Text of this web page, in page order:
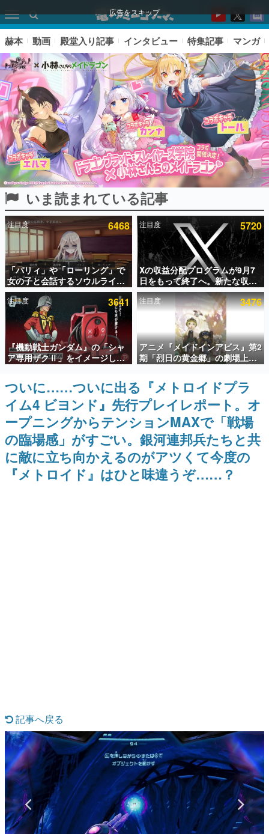
広告をスキップ
ピックアップ
電ファミのいま読まれている記事ランキング
アプリセール情報
インタビュー
連載・特集一覧
殿堂入り記事
SNS拡散数が数千以上！ ページビュー数万以上！ などな
ど。多くの人々に読まれた、電ファミ渾身の“殿堂入り”記
事をまとめました。
ゲームの企画書
名作ゲームクリエイターの方々に製作時のエピソードをお
聞きし、ヒットする企画（ゲーム）とは何か？を探ってい
きます。
赫本
この物語を解いてはいけない。『赫本』は、〈試験問題〉
の形をした短編ホラー小説集です。
新世代に訊く
「経験値」「裏技」「ラスボス」… ゲームにまつわる言葉
の起源や用法の変遷を、コンピューター文化史研究家・タ
イニーP氏が徹底調査。
カテゴリ
特集記事
マンガ
赫本 動画 殿堂入り記事 インタビュー 特集記事 マンガ
いま読まれている記事
注目度 6468
「パリィ」や「ローリング」で
女の子と会話するソウルライク
恋愛ゲーム『小早川さんはソウ
ルライク』無料公開。返事に失
敗すると「YOU DIED」
注目度 5720
Xの収益分配プログラムが9月7
日をもって終了へ。新たな収益
化制度「Original Content
Rewards Program」を発表
注目度 3641
『機動戦士ガンダム』の「シャ
ア専用ザクⅡ」をイメージした
散水ホースリールが予約開始。
本体にはシャアのパーソナルマ
ークやジオン公国軍のエンブレ
ム、型式番号などを配置
注目度 3476
アニメ『メイドインアビス』第2
期「烈日の黄金郷」の劇場上映
が決定！レグ役・伊瀬茉莉也さ
んらが登壇する舞台挨拶も実施
ついに……ついに出る『メトロイドプラ
イム4 ビヨンド』先行プレイレポート。オ
ープニングからテンションMAXで「戦場
の臨場感」がすごい。銀河連邦兵たちと共
に敵に立ち向かえるのがアツくて今度の
『メトロイド』はひと味違うぞ……？
記事へ戻る